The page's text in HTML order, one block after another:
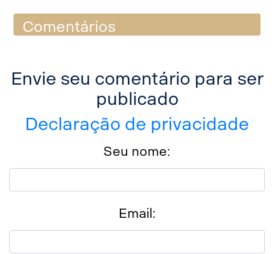
Comentários
Envie seu comentário para ser
publicado
Declaração de privacidade
Seu nome:
Email: